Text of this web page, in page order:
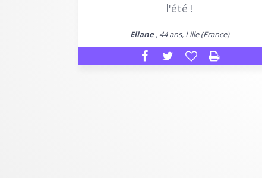
l'été !
Eliane, 44 ans, Lille (France)